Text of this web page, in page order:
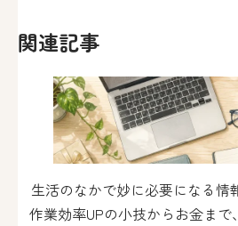
関連記事
生活のなかで妙に必要になる情
作業効率UPの小技からお金ま